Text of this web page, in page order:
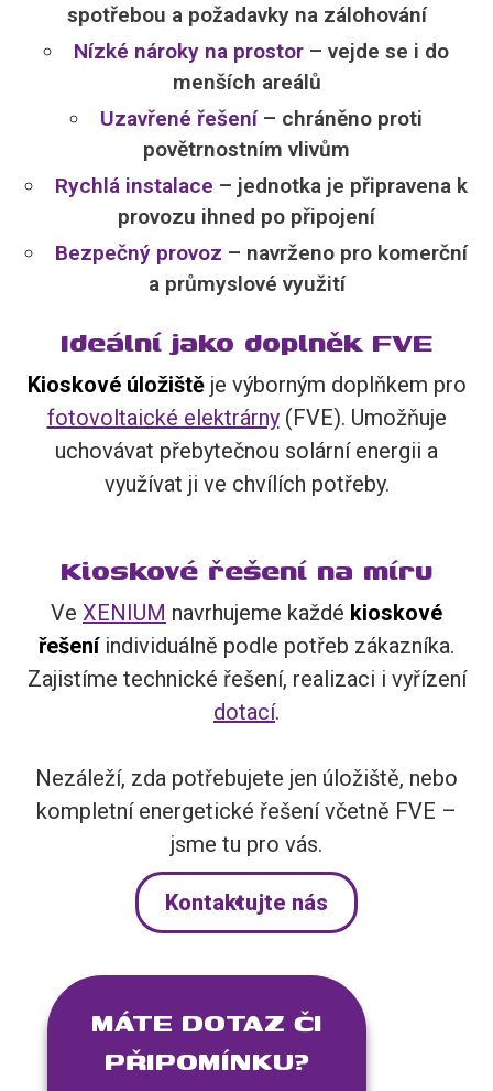
spotřebou a požadavky na zálohování
Nízké nároky na prostor– vejde se i do
menších areálů
Uzavřené řešení– chráněno proti
povětrnostním vlivům
Rychlá instalace – jednotka je připravena k
provozu ihned po připojení
Bezpečný provoz – navrženo pro komerční
a průmyslové využití
Ideální jako doplněk FVE
Kioskové úložištěje výborným doplňkem pro
fotovoltaické elektrárny(FVE). Umožňuje
uchovávat přebytečnou solární energii a
využívat ji ve chvílích potřeby.
Kioskové řešení na míru
Ve XENIUM navrhujeme každé kioskové
řešeníindividuálně podle potřeb zákazníka.
Zajistíme technické řešení, realizaci i vyřízení
dotací.
Nezáleží, zda potřebujete jen úložiště, nebo
kompletní energetické řešení včetně FVE –
jsme tu pro vás.
Kontaktujte nás
MÁTE DOTAZ ČI
PŘIPOMÍNKU?